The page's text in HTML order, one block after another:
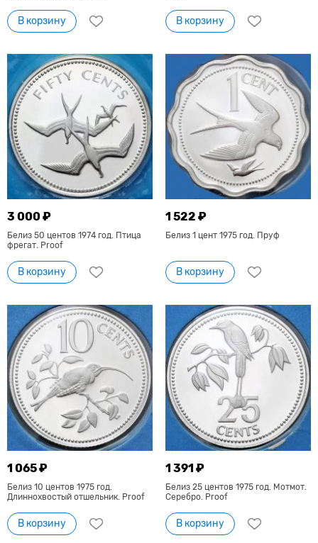
В корзину В корзину
3 000 ₽
Белиз 50 центов 1974 год. Птица
фрегат. Proof
В корзину
1 522 ₽
Белиз 1 цент 1975 год. Пруф
В корзину
1 065 ₽
Белиз 10 центов 1975 год.
Длиннохвостый отшельник. Proof
В корзину
1 391 ₽
Белиз 25 центов 1975 год. Мотмот.
Серебро. Proof
В корзину